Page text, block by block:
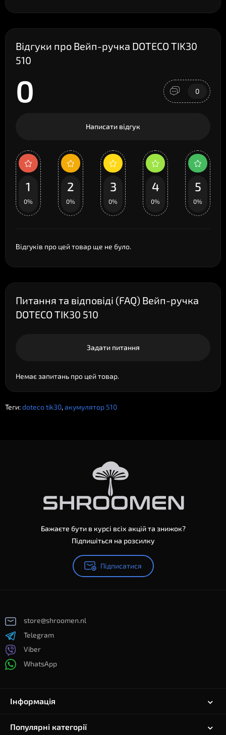
Відгуки про Вейп-ручка DOTECO TIK30
510
0 0
Написати відгук
1
0%
2
0%
3
0%
4
0%
5
0%
Відгуків про цей товар ще не було.
Питання та відповіді (FAQ) Вейп-ручка
DOTECO TIK30 510
Задати питання
Немає запитань про цей товар.
Теги:doteco tik30,акумулятор 510
Бажаєте бути в курсі всіх акцій та знижок?
Підпишіться на розсилку
Підписатися
store@shroomen.nl
Telegram
Viber
WhatsApp
Інформація
Популярні категорії